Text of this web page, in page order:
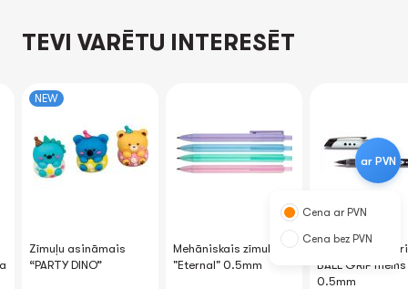
TEVI VARĒTU INTERESĒT
NEW
Zīmuļu asināmais
“PARTY DINO”
Mehāniskais zīmulis
"Eternal" 0.5mm
Pildspalva-
BALL GRIP melns
0.5mm
ar PVN
Cena ar PVN
Cena bez PVN